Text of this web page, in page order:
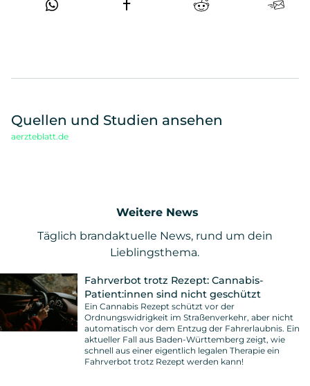
Quellen und Studien ansehen
aerzteblatt.de
Weitere News
Täglich brandaktuelle News, rund um dein
Lieblingsthema.
Fahrverbot trotz Rezept: Cannabis-
Patient:innen sind nicht geschützt
Ein Cannabis Rezept schützt vor der
Ordnungswidrigkeit im Straßenverkehr, aber nicht
automatisch vor dem Entzug der Fahrerlaubnis. Ein
aktueller Fall aus Baden-Württemberg zeigt, wie
schnell aus einer eigentlich legalen Therapie ein
Fahrverbot trotz Rezept werden kann!